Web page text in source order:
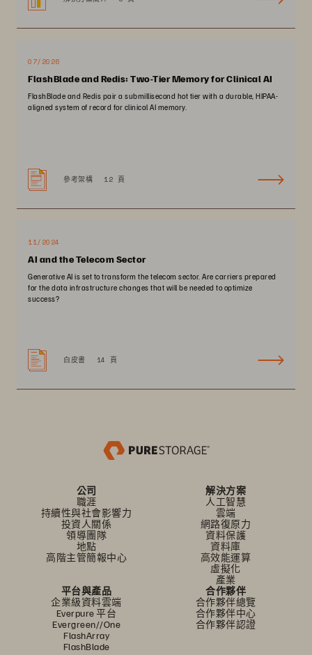
07/2026
FlashBlade and Redis: Two-Tier Memory for Clinical AI
FlashBlade and Redis pair a submillisecond hot tier with a durable, HIPAA-
aligned system of record for clinical AI memory.
參考架構 12 頁
11/2024
AI and the Telecom Sector
Generative AI is set to transform the telecom sector. Are carriers prepared
for the data infrastructure changes that will be needed to optimize
success?
白皮書 14 頁
公司
職涯
持續性與社會影響力
投資人關係
領導團隊
地點
高階主管簡報中心
解決方案
人工智慧
雲端
網路復原力
資料保護
資料庫
高效能運算
虛擬化
產業
平台與產品
企業級資料雲端
Everpure 平台
Evergreen//One
FlashArray
FlashBlade
合作夥伴
合作夥伴總覽
合作夥伴中心
合作夥伴認證